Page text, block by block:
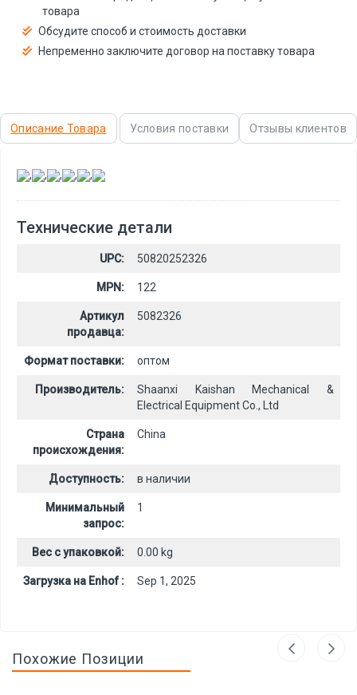
товара
Обсудите способ и стоимость доставки
Непременно заключите договор на поставку товара
Описание Товара Условия поставки Отзывы клиентов
, , , , ,
Технические детали
UPC: 50820252326
MPN: 122
Артикул
продавца:
5082326
Формат поставки: оптом
Производитель:
Shaanxi Kaishan Mechanical &
Electrical Equipment Co., Ltd
Страна
происхождения:
China
Доступность: в наличии
Минимальный
запрос:
1
Вес с упаковкой: 0.00 kg
Загрузка на Enhof : Sep 1, 2025
Похожие Позиции